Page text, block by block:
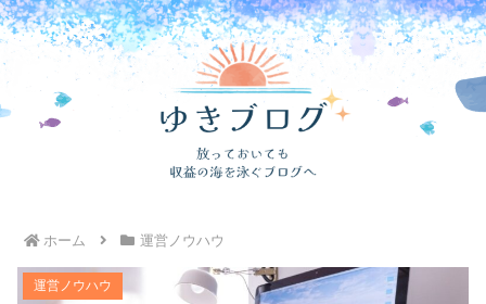
ホーム 運営ノウハウ
雑記ブログと特化ブログを両方運営するコツ｜初心者で
運営ノウハウ